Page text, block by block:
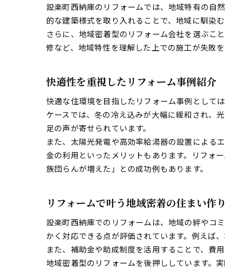
設楽町西納庫のリフォームでは、地域特有の自
的な建築様式を取り入れることで、地域に馴染
さらに、地域密着型のリフォーム会社を選ぶこ
修など、地域特性を理解した上での施工が失敗
快適性を重視したリフォーム事例紹介
快適な住環境を目指したリフォーム事例として
ケースでは、冬の冷え込みが大幅に緩和され、
足の声が寄せられています。
また、太陽光発電や高効率給湯器の設置による
金の利用といったメリットもあります。リフォ
族団らんが増えた」との成功例もあります。
リフォームで叶う地域密着の住まい作
設楽町西納庫でのリフォームは、地域の絆やコ
かく対応できる点が評価されています。例えば
また、補助金や助成制度を活用することで、費
地域密着型のリフォームを後押ししています。